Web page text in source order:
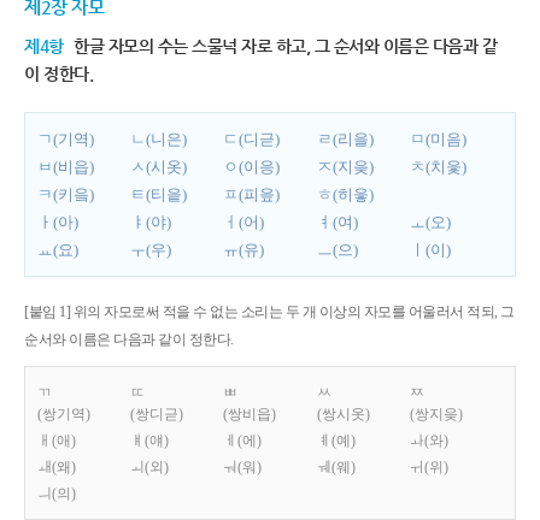
제2장 자모
제4항 한글 자모의 수는 스물넉 자로 하고, 그 순서와 이름은 다음과 같
이 정한다.
ㄱ(기역) ㄴ(니은) ㄷ(디귿) ㄹ(리을)
ㅁ(미음)
ㅂ(비읍)
ㅅ(시옷) ㅇ(이응) ㅈ(지읒)
ㅊ(치읓)
ㅋ(키읔)
ㅌ(티읕) ㅍ(피읖)
ㅎ(히읗)
ㅏ(아)
ㅑ(야) ㅓ(어) ㅕ(여)
ㅗ(오)
ㅛ(요)
ㅜ(우) ㅠ(유) ㅡ(으) ㅣ(이)
[붙임 1] 위의 자모로써 적을 수 없는 소리는 두 개 이상의 자모를 어울러서 적되, 그
순서와 이름은 다음과 같이 정한다.
ㄲ
(쌍기역)
ㄸ
(쌍디귿)
ㅃ
(쌍비읍)
ㅆ
(쌍시옷)
ㅉ
(쌍지읒)
ㅐ(애)
ㅒ(얘) ㅔ(에) ㅖ(예)
ㅘ(와)
ㅙ(왜)
ㅚ(외) ㅝ(워) ㅞ(웨)
ㅟ(위)
ㅢ(의)